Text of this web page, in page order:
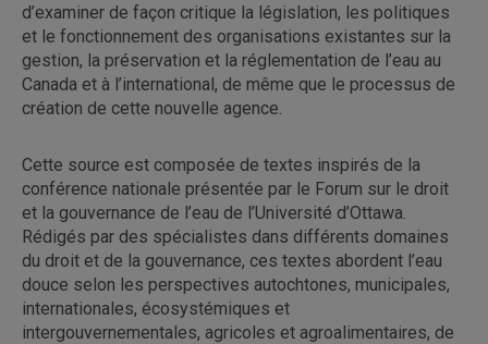
d’examiner de façon critique la législation, les politiques
et le fonctionnement des organisations existantes sur la
gestion, la préservation et la réglementation de l’eau au
Canada et à l’international, de même que le processus de
création de cette nouvelle agence.
Cette source est composée de textes inspirés de la
conférence nationale présentée par le Forum sur le droit
et la gouvernance de l’eau de l’Université d’Ottawa.
Rédigés par des spécialistes dans différents domaines
du droit et de la gouvernance, ces textes abordent l’eau
douce selon les perspectives autochtones, municipales,
internationales, écosystémiques et
intergouvernementales, agricoles et agroalimentaires, de